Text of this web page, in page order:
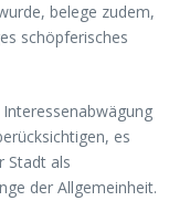
belege zudem,
schöpferisches
es
Stadt als
der Allgemeinheit.